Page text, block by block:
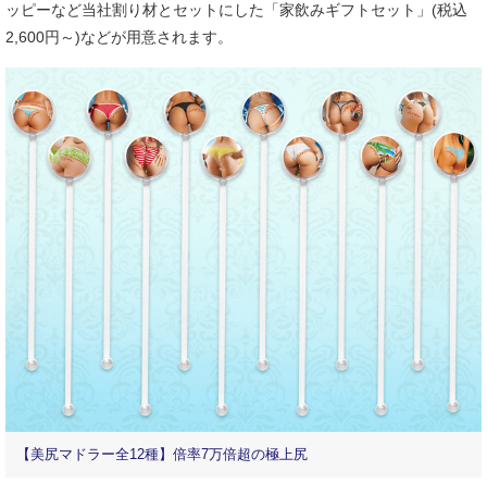
ッピーなど当社割り材とセットにした「家飲みギフトセット」(税込
2,600円～)などが用意されます。
【美尻マドラー全12種】倍率7万倍超の極上尻